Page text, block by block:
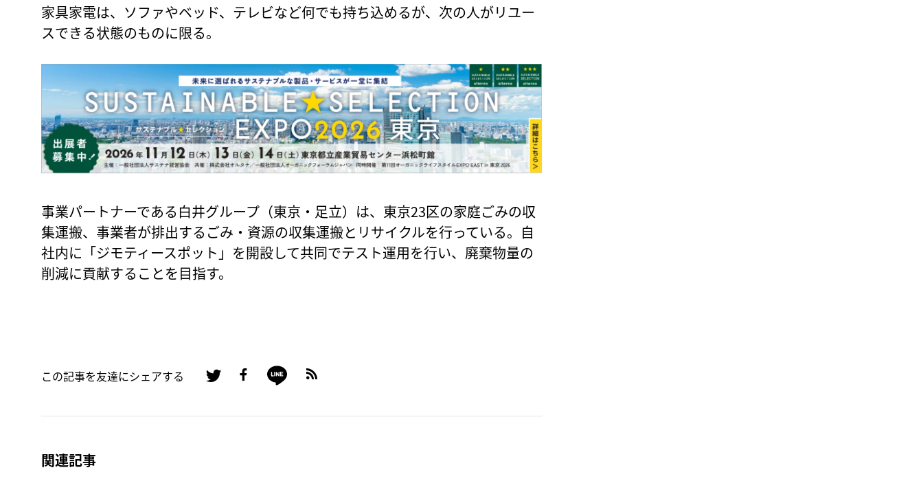
家具家電は、ソファやベッド、テレビなど何でも持ち込めるが、次の人がリユー
スできる状態のものに限る。
事業パートナーである白井グループ（東京・足立）は、東京23区の家庭ごみの収
集運搬、事業者が排出するごみ・資源の収集運搬とリサイクルを行っている。自
社内に「ジモティースポット」を開設して共同でテスト運用を行い、廃棄物量の
削減に貢献することを目指す。
この記事を友達にシェアする
関連記事